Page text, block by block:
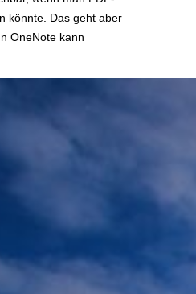
könnte. Das geht aber
OneNote kann